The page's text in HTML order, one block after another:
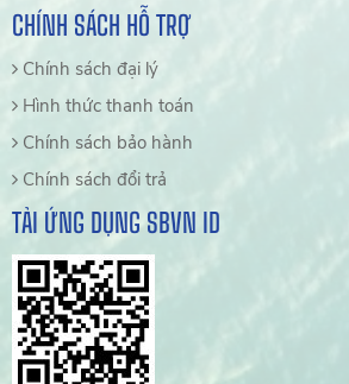
CHÍNH SÁCH HỖ TRỢ
Chính sách đại lý
Hình thức thanh toán
Chính sách bảo hành
Chính sách đổi trả
TẢI ỨNG DỤNG SBVN ID